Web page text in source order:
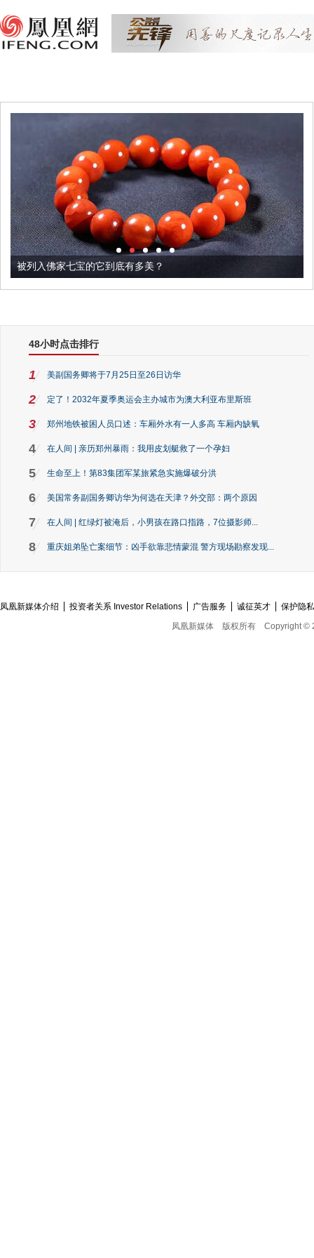
被列入佛家七宝的它到底有多美？
48小时点击排行
1 美副国务卿将于7月25日至26日访华
2 定了！2032年夏季奥运会主办城市为澳大利亚布里斯班
3 郑州地铁被困人员口述：车厢外水有一人多高 车厢内缺氧
4 在人间 | 亲历郑州暴雨：我用皮划艇救了一个孕妇
5 生命至上！第83集团军某旅紧急实施爆破分洪
6 美国常务副国务卿访华为何选在天津？外交部：两个原因
7 在人间 | 红绿灯被淹后，小男孩在路口指路，7位摄影师...
8 重庆姐弟坠亡案细节：凶手欲靠悲情蒙混 警方现场勘察发现...
凤凰新媒体介绍 投资者关系 Investor Relations 广告服务 诚征英才
保护隐
凤凰新媒体
版权所有 Copyright ©